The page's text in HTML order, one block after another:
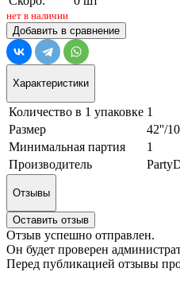
нет в наличии
Добавить в сравнение
Характеристики
Количество в 1 упаковке 1
Размер
42''/
Минимальная партия
1
Производитель
Отзывы
Оставить отзыв
Отзыв успешно отправлен.
Он будет проверен
Перед публикацией отзывы